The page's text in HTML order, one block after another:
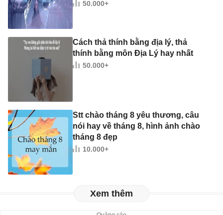
50.000+
Cách thả thính bằng địa lý, thả
thính bằng môn Địa Lý hay nhất
50.000+
Stt chào tháng 8 yêu thương, câu
nói hay về tháng 8, hình ảnh chào
tháng 8 đẹp
10.000+
Xem thêm